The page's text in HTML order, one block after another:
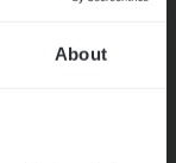
About